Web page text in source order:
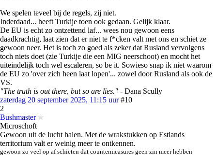
We spelen teveel bij de regels, zij niet.
Inderdaad... heeft Turkije toen ook gedaan. Gelijk klaar.
De EU is echt zo ontzettend laf... wees nou gewoon eens
daadkrachtig, laat zien dat er niet te f*cken valt met ons en schiet ze
gewoon neer. Het is toch zo goed als zeker dat Rusland vervolgens
toch niets doet (zie Turkije die een MIG neerschoot) en mocht het
uiteindelijk toch wel escaleren, so be it. Sowieso snap ik niet waarom
de EU zo 'over zich heen laat lopen'... zowel door Rusland als ook de
VS.
"The truth is out there, but so are lies." - Dana Scully
zaterdag 20 september 2025, 11:15 uur #10
2
Bushmaster
Microschoft
Gewoon uit de lucht halen. Met de wrakstukken op Estlands
territorium valt er weinig meer te ontkennen.
gewoon zo veel op af schieten dat countermeasures geen zin meer hebben